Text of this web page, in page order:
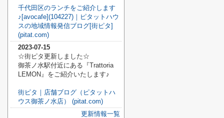
千代田区のランチをご紹介します
♪[avocafe](104227)｜ピタットハウ
スの地域情報発信ブログ[街ピタ]
(pitat.com)
2023-07-15
☆街ピタ更新しました☆
御茶ノ水駅付近にある『Trattoria
LEMON』をご紹介いたします♪
街ピタ｜店舗ブログ（ピタットハ
ウス御茶ノ水店） (pitat.com)
更新情報一覧